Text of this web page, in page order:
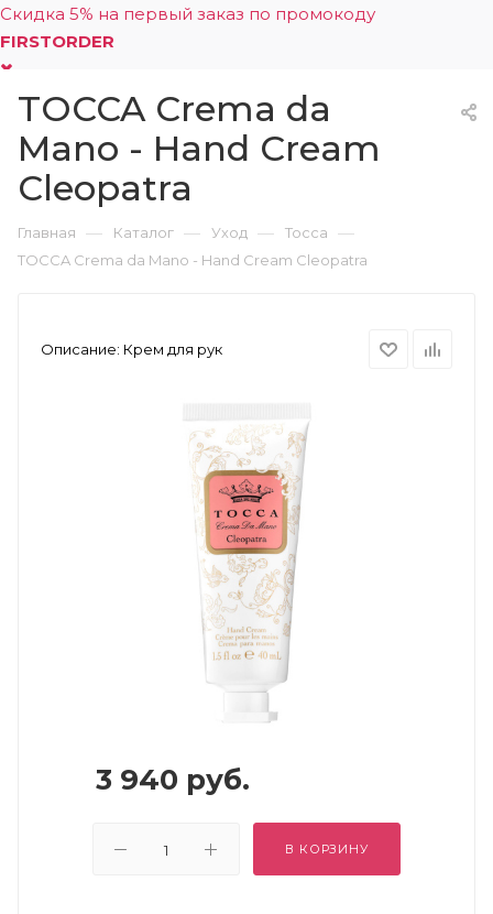
Скидка 5% на первый заказ по промокоду
FIRSTORDER
0
TOCCA Crema da
Mano - Hand Cream
Cleopatra
Главная — Каталог — Уход — Tocca —
TOCCA Crema da Mano - Hand Cream Cleopatra
Описание: Крем для рук
3 940 руб.
В КОРЗИНУ